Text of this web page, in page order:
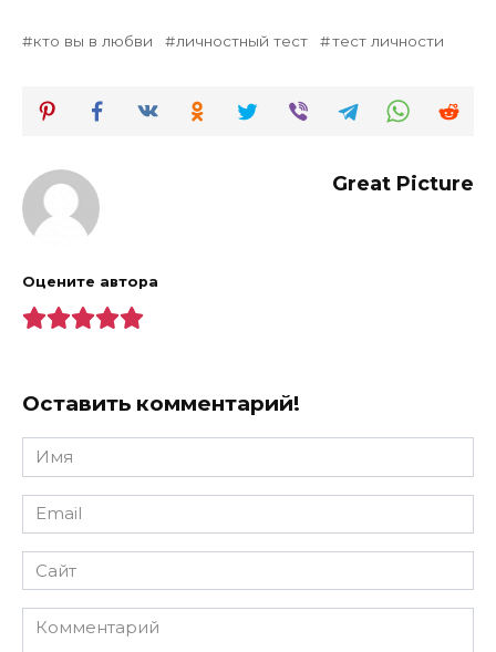
кто вы в любви личностный тест тест личности
Great Picture
Оцените автора
Оставить комментарий!
Имя
*
Email
*
Сайт
Комментарий